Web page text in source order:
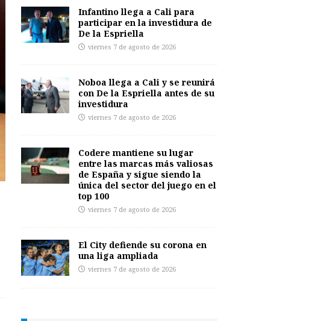
Infantino llega a Cali para
participar en la investidura de
De la Espriella
viernes 7 de agosto de 2026
Noboa llega a Cali y se reunirá
con De la Espriella antes de su
investidura
viernes 7 de agosto de 2026
Codere mantiene su lugar
entre las marcas más valiosas
de España y sigue siendo la
única del sector del juego en el
top 100
viernes 7 de agosto de 2026
El City defiende su corona en
una liga ampliada
viernes 7 de agosto de 2026